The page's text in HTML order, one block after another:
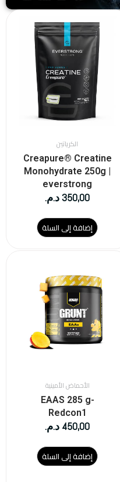
الكرياتين
Creapure® Creatine
Monohydrate 250g |
everstrong
350,00د.م.
إضافة إلى السلة
الأحماض الأمينية
EAAS 285 g-
Redcon1
450,00 د.م.
إضافة إلى السلة